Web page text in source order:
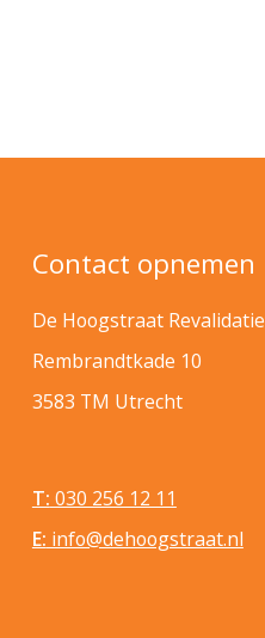
Contact opnemen
De Hoogstraat Revalidatie
Rembrandtkade 10
3583 TM Utrecht
T: 030 256 12 11
E: info@dehoogstraat.nl